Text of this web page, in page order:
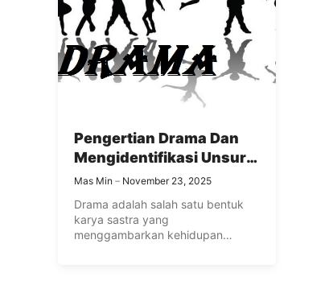
Pengertian Drama Dan
Mengidentifikasi Unsur-
Unsur Dalam
Pementasan Drama
Mas Min November 23, 2025
Drama adalah salah satu bentuk
karya sastra yang
menggambarkan kehidupan